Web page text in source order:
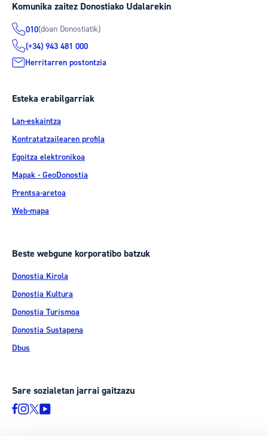
Komunika zaitez Donostiako Udalarekin
010(doan Donostiatik)
(+34) 943 481 000
Herritarren postontzia
Esteka erabilgarriak
Lan-eskaintza
Kontratatzailearen profila
Egoitza elektronikoa
Mapak - GeoDonostia
Prentsa-aretoa
Web-mapa
Beste webgune korporatibo batzuk
Donostia Kirola
Donostia Kultura
Donostia Turismoa
Donostia Sustapena
Dbus
Sare sozialetan jarrai gaitzazu